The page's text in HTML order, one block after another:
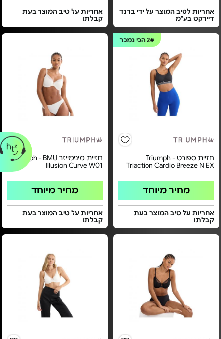
אחריות לטיב המוצר על ידי ברנד
דיירקט בע"מ
אחריות על טיב המוצר בעת
קבלתו
2#הכי נמכר
חזיית ספורט Triumph -
Triaction Cardio Breeze N EX
מחיר מיוחד
אחריות על טיב המוצר בעת
קבלתו
חזיית מינימייזר Triumph - BMU
Illusion Curve W01
מחיר מיוחד
אחריות על טיב המוצר בעת
קבלתו